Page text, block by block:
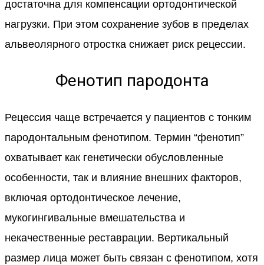
достаточна для компенсации ортодонтической
нагрузки. При этом сохранение зубов в пределах
альвеолярного отростка снижает риск рецессии.
Фенотип пародонта
Рецессия чаще встречается у пациентов с тонким
пародонтальным фенотипом. Термин “фенотип”
охватывает как генетически обусловленные
особенности, так и влияние внешних факторов,
включая ортодонтическое лечение,
мукогингивальные вмешательства и
некачественные реставрации. Вертикальный
размер лица может быть связан с фенотипом, хотя